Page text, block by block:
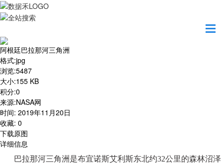
阿根廷巴拉那河三角洲
格式:jpg
浏览:5487
大小:155 KB
积分:0
来源:NASA网
时间: 2019年11月20日
收藏: 0
下载原图
详细信息
巴拉那河三角洲是布宜诺斯艾利斯东北约32公里的森林沼泽